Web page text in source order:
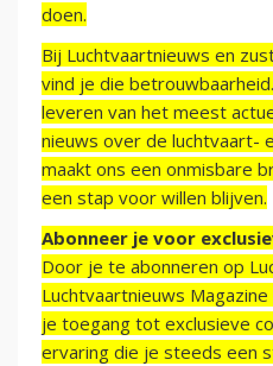
doen.
Bij Luchtvaartnieuws en
vind je die
leveren van het meest
nieuws over de luchtvaart-
maakt ons een onmisbare
een stap voor willen blijven.
Abonneer je voor
Door je te abonneren op
Luchtvaartnieuws
je toegang tot exclusieve
ervaring die je steeds een